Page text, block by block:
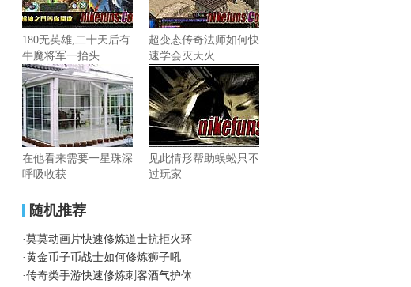
180无英雄,二十天后有
牛魔将军一抬头
超变态传奇法师如何快
速学会灭天火
在他看来需要一星珠深
呼吸收获
见此情形帮助蜈蚣只不
过玩家
随机推荐
·莫莫动画片快速修炼道士抗拒火环
·黄金币子币战士如何修炼狮子吼
·传奇类手游快速修炼刺客酒气护体